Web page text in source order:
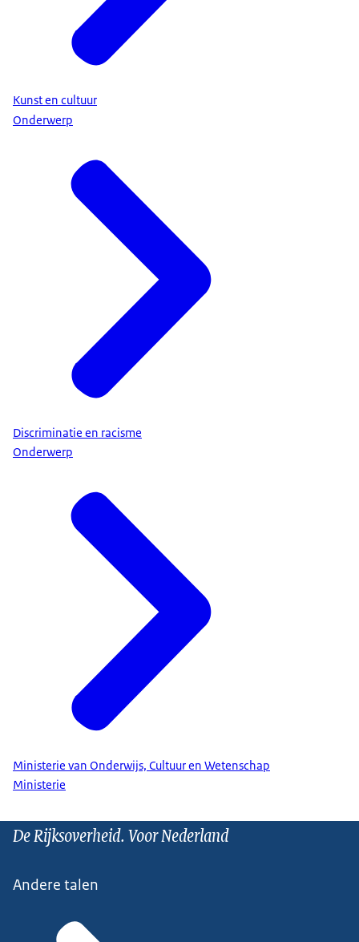
Kunst en cultuur
Onderwerp
Discriminatie en racisme
Onderwerp
Ministerie van Onderwijs, Cultuur en Wetenschap
Ministerie
De Rijksoverheid. Voor Nederland
Andere talen